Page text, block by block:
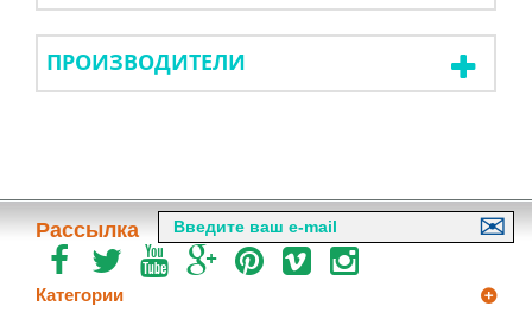
ПРОИЗВОДИТЕЛИ
Рассылка
Категории